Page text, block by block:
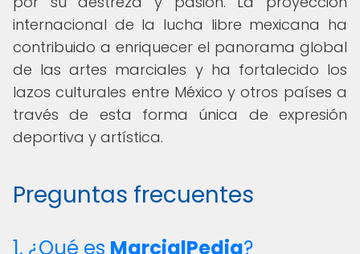
internacional de la lucha libre mexicana ha
contribuido a enriquecer el panorama global
de las artes marciales y ha fortalecido los
lazos culturales entre México y otros países a
través de esta forma única de expresión
deportiva y artística.
Preguntas frecuentes
1. ¿Qué es MarcialPedia?